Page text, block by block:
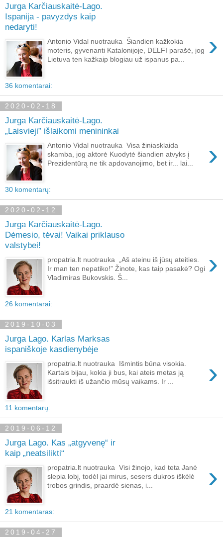
Jurga Karčiauskaitė-Lago.
Ispanija - pavyzdys kaip
nedaryti!
›
Antonio Vidal nuotrauka Šiandien kažkokia
moteris, gyvenanti Katalonijoje, DELFI parašė, jog
Lietuva ten kažkaip blogiau už ispanus pa...
36 komentarai:
2020-02-18
Jurga Karčiauskaitė-Lago.
„Laisvieji” išlaikomi menininkai
›
Antonio Vidal nuotrauka Visa žiniasklaida
skamba, jog aktorė Kuodytė šiandien atvyks į
Prezidentūrą ne tik apdovanojimo, bet ir... lai...
30 komentarų:
2020-02-12
Jurga Karčiauskaitė-Lago.
Dėmesio, tėvai! Vaikai priklauso
valstybei!
›
propatria.lt nuotrauka „Aš ateinu iš jūsų ateities.
Ir man ten nepatiko!” Žinote, kas taip pasakė? Ogi
Vladimiras Bukovskis. Š...
26 komentarai:
2019-10-03
Jurga Lago. Karlas Marksas
ispaniškoje kasdienybėje
›
propatria.lt nuotrauka Išmintis būna visokia.
Kartais bijau, kokia ji bus, kai ateis metas ją
išsitraukti iš užančio mūsų vaikams. Ir ...
11 komentarų:
2019-06-12
Jurga Lago. Kas „atgyvenę“ ir
kaip „neatsilikti“
›
propatria.lt nuotrauka Visi žinojo, kad teta Janė
slepia lobį, todėl jai mirus, sesers dukros iškėlė
trobos grindis, praardė sienas, i...
21 komentaras:
2019-04-27